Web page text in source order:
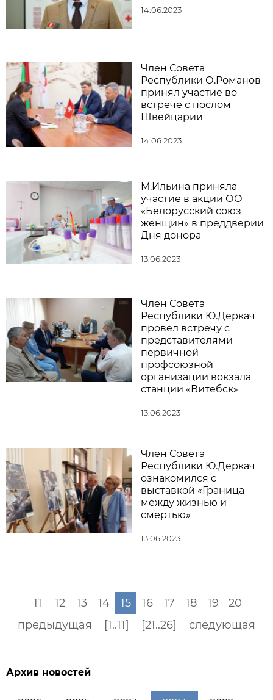
14.06.2023
Член Совета
Республики О.Романов
принял участие во
встрече с послом
Швейцарии
14.06.2023
М.Ильина приняла
участие в акции ОО
«Белорусский союз
женщин» в преддверии
Дня донора
13.06.2023
Член Совета
Республики Ю.Деркач
провел встречу с
представителями
первичной
профсоюзной
организации вокзала
станции «Витебск»
13.06.2023
Член Совета
Республики Ю.Деркач
ознакомился с
выставкой «Граница
между жизнью и
смертью»
13.06.2023
предыдущая [1..11]
11 12 13 14 15 16 17 18 19
20
[21..26]
следующая
Архив новостей